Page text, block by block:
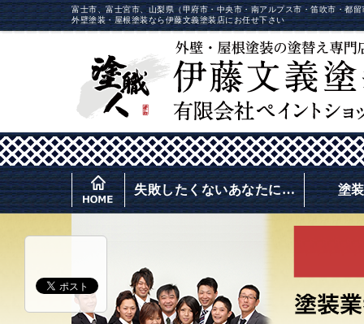
富士市、富士宮市、山梨県（甲府市・中央市・南アルプス市・笛吹市・都
外壁塗装・屋根塗装なら伊藤文義塗装店にお任せ下さい
失敗したくないあなたに… 塗